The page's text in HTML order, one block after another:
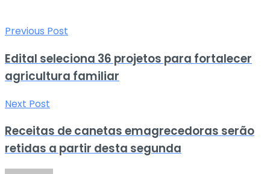
Previous Post
Edital seleciona 36 projetos para fortalecer
agricultura familiar
Next Post
Receitas de canetas emagrecedoras serão
retidas a partir desta segunda